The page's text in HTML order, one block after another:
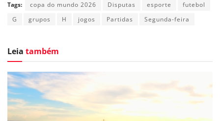
Tags: copa do mundo 2026 Disputas esporte
futebol
G
grupos H jogos Partidas Segunda-feira
Leia também